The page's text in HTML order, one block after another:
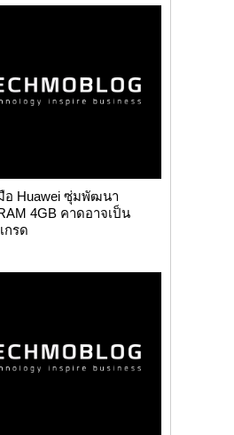
อ Huawei ซุ่มพัฒนา
4GB คาดอาจเป็น
กรด